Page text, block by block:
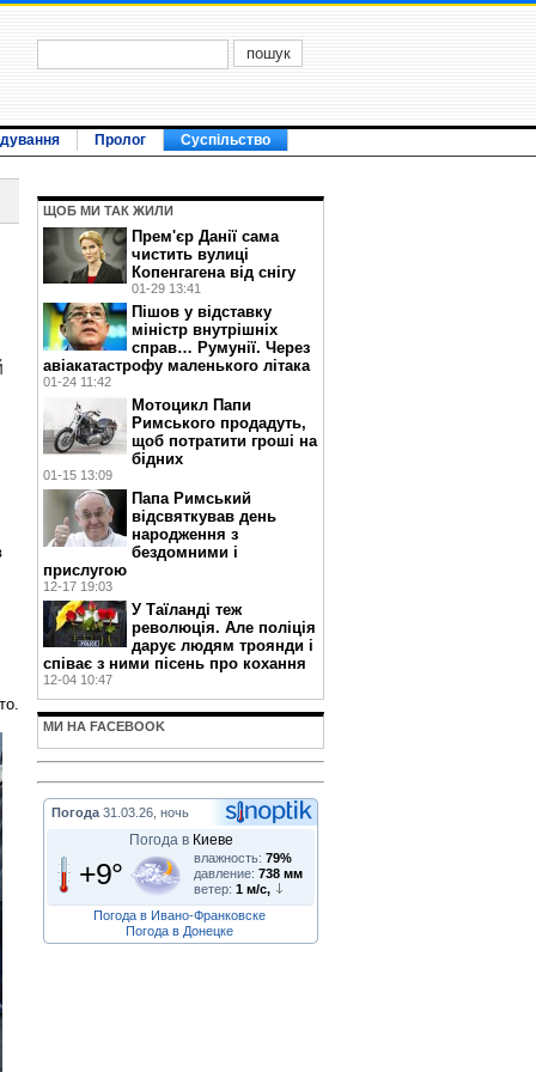
Пролог Суспільство
ЩОБ МИ ТАК ЖИЛИ
Прем'єр Данії сама
чистить вулиці
Копенгагена від снігу
01-29 13:41
Пішов у відставку
міністр внутрішніх
справ… Румунії. Через
авіакатастрофу маленького літака
01-24 11:42
Мотоцикл Папи
Римського продадуть,
щоб потратити гроші на
бідних
01-15 13:09
Папа Римський
відсвяткував день
народження з
бездомними і
прислугою
12-17 19:03
У Таїланді теж
революція. Але поліція
дарує людям троянди і
співає з ними пісень про кохання
12-04 10:47
МИ НА FACEBOOK
Погода 31.03.26, ночь
Погода в Киеве
+9° влажность: 79%
давление: 738 мм
ветер: 1 м/с,
Погода в Ивано-Франковске
Погода в Донецке